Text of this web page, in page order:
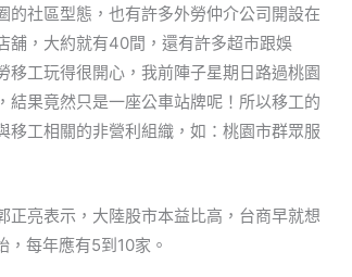
社區型態，也有許多外勞仲介公司開設在
舖，大約就有40間，還有許多超市跟娛
工玩得很開心，我前陣子星期日路過桃園
果竟然只是一座公車站牌呢！所以移工的
工相關的非營利組織，如：桃園市群眾服
亮表示，大陸股市本益比高，台商早就想
每年應有5到10家。